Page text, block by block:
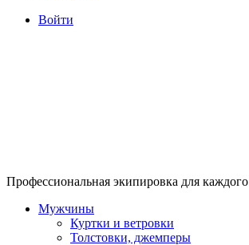
Войти
Профессиональная экипировка для каждого
Мужчины
Куртки и ветровки
Толстовки, джемперы